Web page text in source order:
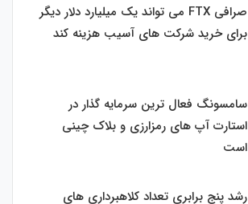
صرافی FTX می تواند یک میلیارد دلار دیگر
برای خرید شرکت های آسیب هزینه کند
سامسونگ فعال‌ ترین سرمایه‌ گذار در
استارت‌ آپ‌ های رمزارزی و بلاک چینی
است
رشد پنج برابری تعداد کلاهبرداری های